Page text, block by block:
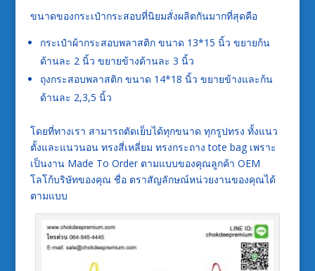
ขนาดของกระเป๋ากระสอบที่นิยมสั่งผลิตกันมากที่สุดคือ
กระเป๋าผ้ากระสอบพลาสติก ขนาด 13*15 นิ้ว ขยายก้น
ด้านละ 2 นิ้ว ขยายข้างด้านละ 3 นิ้ว
ถุงกระสอบพลาสติก ขนาด 14*18 นิ้ว ขยายข้างและก้น
ด้านละ 2,3,5 นิ้ว
โดยที่ทางเรา สามารถตัดเย็บได้ทุกขนาด ทุกรูปทรง ทั้งแนว
ตั้งและแนวนอน ทรงสี่เหลี่ยม ทรงกระถาง tote bag เพราะ
เป็นงาน Made To Order ตามแบบของคุณลูกค้า OEM
โลโก้บริษัทของคุณ ชื่อ ตราสัญลักษณ์หน่วยงานของคุณได้
ตามแบบ